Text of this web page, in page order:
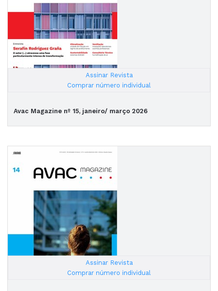
Assinar Revista
Comprar número individual
Avac Magazine nº 15, janeiro/ março 2026
Assinar Revista
Comprar número individual